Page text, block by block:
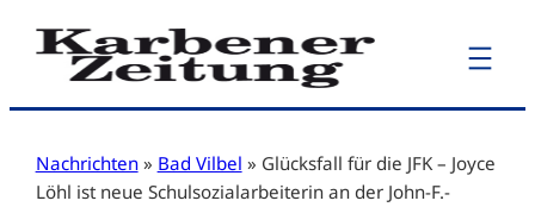
Zum
Inhalt
Nachrichten » Bad Vilbel » Glücksfall für die JFK – Joyce
Löhl ist neue Schulsozialarbeiterin an der John-F.-